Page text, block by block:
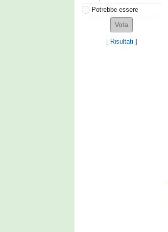
Potrebbe essere
[ Risultati ]